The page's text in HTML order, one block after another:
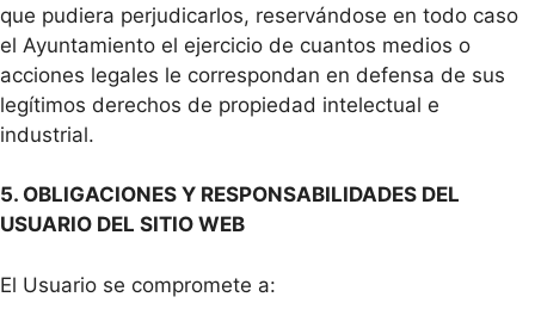
que pudiera perjudicarlos, reservándose en todo caso
el Ayuntamiento el ejercicio de cuantos medios o
acciones legales le correspondan en defensa de sus
legítimos derechos de propiedad intelectual e
industrial.
5. OBLIGACIONES Y RESPONSABILIDADES DEL
USUARIO DEL SITIO WEB
El Usuario se compromete a: